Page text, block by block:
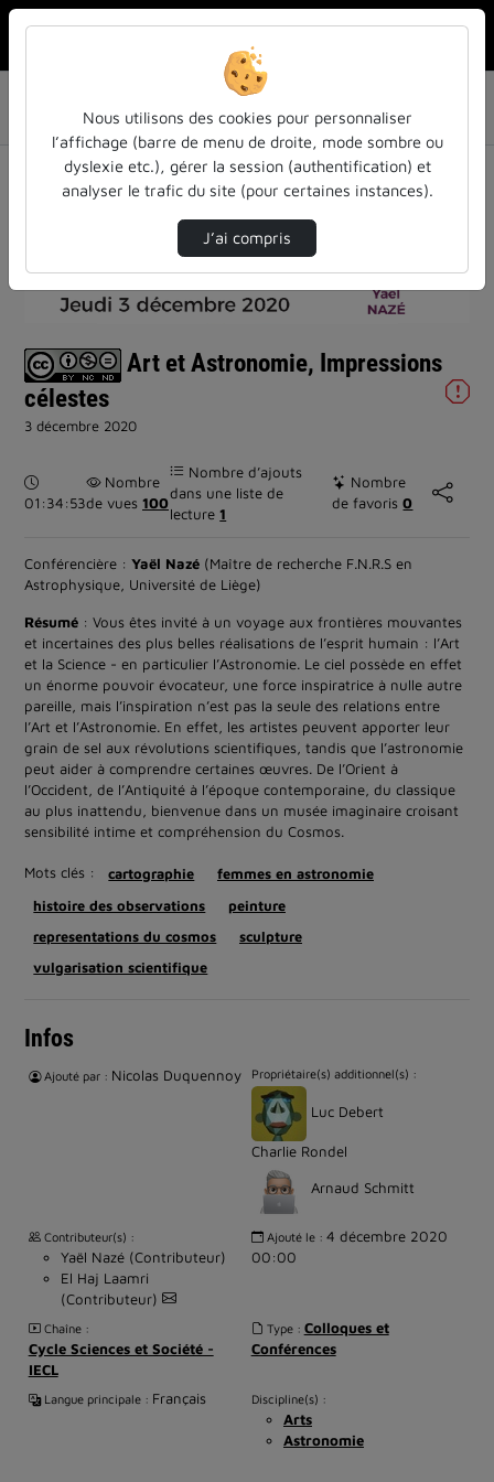
Cycle de conférences Sciences et Société
Art et Astronomie, Impressions célestes
Lire
la
vidéo
Art et Astronomie, Impressions
célestes
3 décembre 2020
Durée :
01:34:53
Nombre
de vues 100
Nombre d’ajouts
dans une liste de
lecture1
Nombre
de favoris0
Conférencière : Yaël Nazé (Maître de recherche F.N.R.S en
Astrophysique, Université de Liège)
Résumé : Vous êtes invité à un voyage aux frontières mouvantes
et incertaines des plus belles réalisations de l’esprit humain : l’Art
et la Science - en particulier l’Astronomie. Le ciel possède en effet
un énorme pouvoir évocateur, une force inspiratrice à nulle autre
pareille, mais l’inspiration n’est pas la seule des relations entre
l’Art et l’Astronomie. En effet, les artistes peuvent apporter leur
grain de sel aux révolutions scientifiques, tandis que l’astronomie
peut aider à comprendre certaines œuvres. De l’Orient à
l’Occident, de l’Antiquité à l’époque contemporaine, du classique
au plus inattendu, bienvenue dans un musée imaginaire croisant
sensibilité intime et compréhension du Cosmos.
Mots clés : cartographie
femmes en astronomie
histoire des observations
peinture
representations du cosmos
sculpture
vulgarisation scientifique
Infos
Ajouté par : Nicolas Duquennoy Propriétaire(s) additionnel(s) :
Luc Debert
Charlie Rondel
Arnaud Schmitt
Contributeur(s) :
Yaël Nazé (Contributeur)
El Haj Laamri
(Contributeur)
Ajouté le : 4 décembre 2020
00:00
Chaîne :
Cycle Sciences et Société -
IECL
Type : Colloques et
Conférences
Langue principale : Français Discipline(s) :
Arts
Astronomie
Nous utilisons des cookies pour personnaliser
l’affichage (barre de menu de droite, mode sombre ou
dyslexie etc.), gérer la session (authentification) et
analyser le trafic du site (pour certaines instances).
J’ai compris